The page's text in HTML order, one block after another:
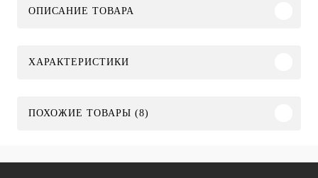
ОПИСАНИЕ ТОВАРА
ХАРАКТЕРИСТИКИ
ПОХОЖИЕ ТОВАРЫ (8)